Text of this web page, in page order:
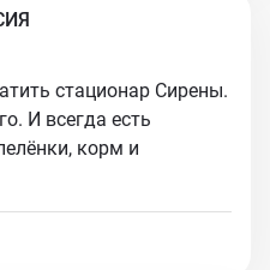
стационар Сирены.
И всегда есть
корм и